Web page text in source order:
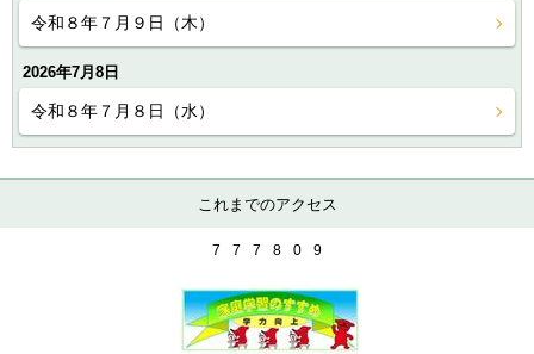
令和８年７月９日（木）
2026年7月8日
令和８年７月８日（水）
これまでのアクセス
7 7 7 8 0 9